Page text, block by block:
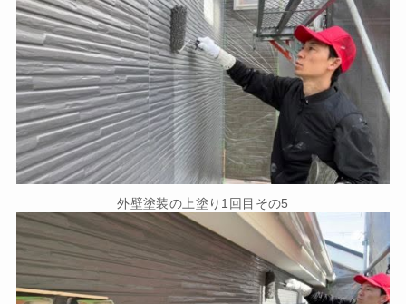
外壁塗装の上塗り1回目その5